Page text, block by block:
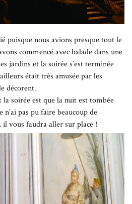
puisque nous avions presque tout le
commencé avec balade dans une
jardins et la soirée s’est terminée
était très amusée par les
décorent.
soirée est que la nuit est tombée
pas pu faire beaucoup de
vous faudra aller sur place !